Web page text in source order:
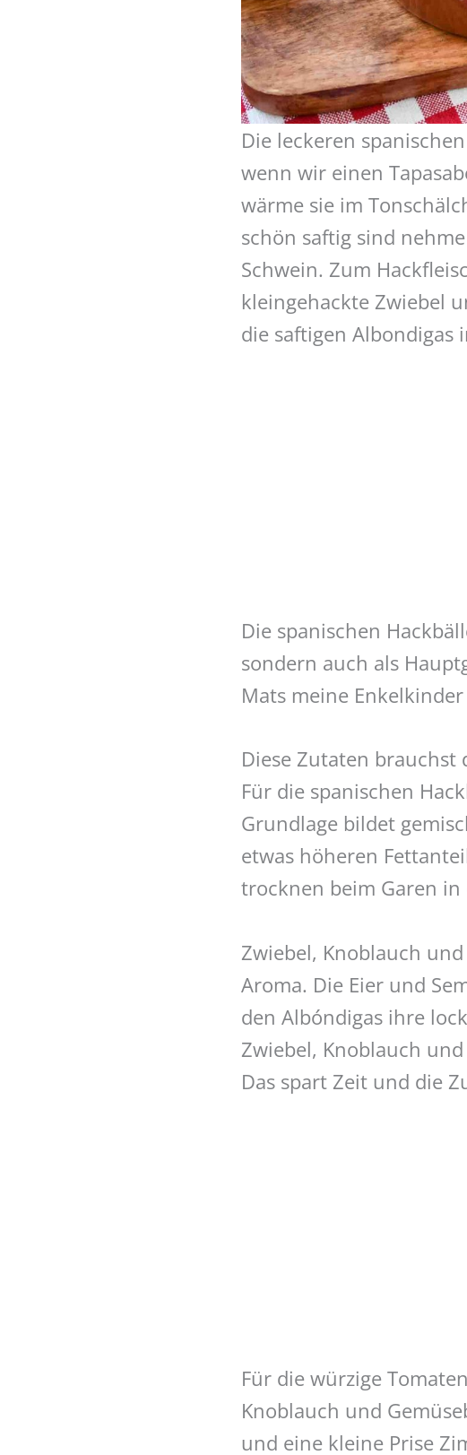
Die leckeren
wenn wir einen
wärme sie im
schön saftig sind
Schwein. Zum
kleingehackte Zwiebel
die saftigen Albondigas
Die spanischen
sondern auch als
Mats meine
Diese Zutaten brauchst
Für die spanischen
Grundlage bildet
etwas höheren
trocknen beim Garen in
Zwiebel, Knoblauch
Aroma. Die Eier und
den Albóndigas ihre
Zwiebel, Knoblauch
Das spart Zeit und die
Für die würzige
Knoblauch und
und eine kleine Prise